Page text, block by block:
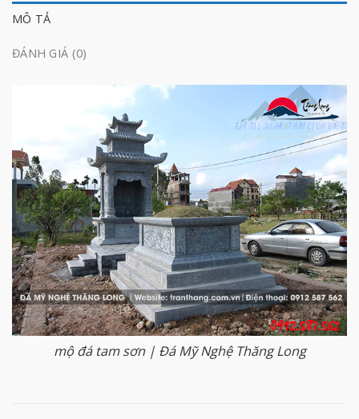
MÔ TẢ
ĐÁNH GIÁ (0)
mộ đá tam sơn | Đá Mỹ Nghệ Thăng Long